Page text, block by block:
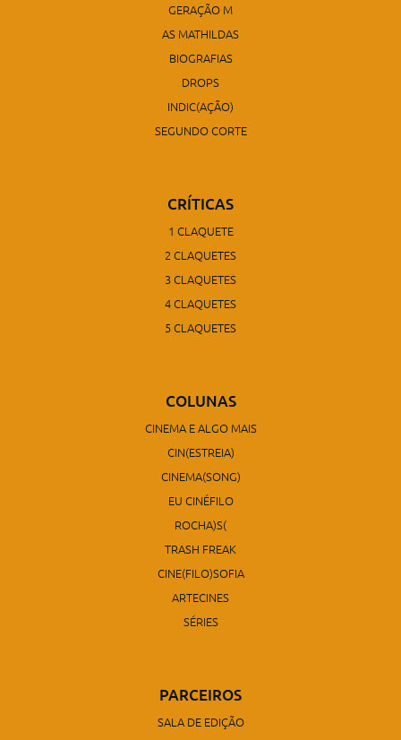
GERAÇÃO M
AS MATHILDAS
BIOGRAFIAS
DROPS
INDIC(AÇÃO)
SEGUNDO CORTE
CRÍTICAS
1 CLAQUETE
2 CLAQUETES
3 CLAQUETES
4 CLAQUETES
5 CLAQUETES
COLUNAS
CINEMA E ALGO MAIS
CIN(ESTREIA)
CINEMA(SONG)
EU CINÉFILO
ROCHA)S(
TRASH FREAK
CINE(FILO)SOFIA
ARTECINES
SÉRIES
PARCEIROS
SALA DE EDIÇÃO